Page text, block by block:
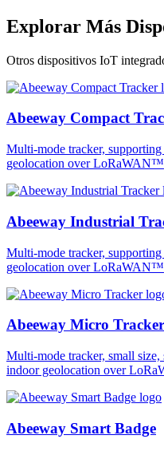
Explorar Más
Otros dispositivos IoT
Abeeway Compact
Multi-mode tracker,
geolocation over LoRaWAN™
Abeeway Industrial
Multi-mode tracker,
geolocation over LoRaWAN™
Abeeway Micro Tracker
Multi-mode tracker, small
indoor geolocation over
Abeeway Smart Badge